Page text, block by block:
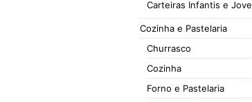
Carteiras Infantis e
Cozinha e Pastelaria
Churrasco
Cozinha
Forno e Pastelaria